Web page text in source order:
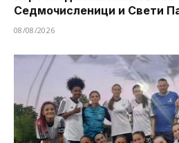
Седмочисленици и Свети
08/08/2026